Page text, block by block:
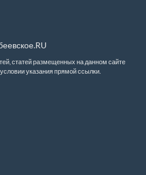
статей размещенных на данном сайте
указания прямой ссылки.